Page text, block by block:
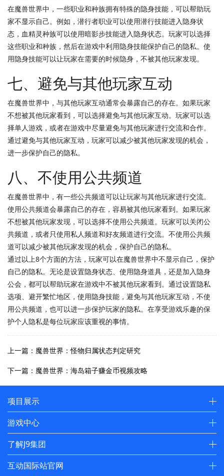
在魔兽世界中，一些职业和种族拥有特殊的隐身技能，可以帮助玩
家不显示自己。例如，潜行者职业可以使用潜行技能进入隐身状
态，血精灵种族可以使用暗影步技能进入隐身状态。玩家可以选择
这些职业和种族，然后在游戏中利用隐身技能保护自己的隐私。使
用隐身技能可以让玩家在需要的时候隐身，不被其他玩家发现。
七、避免与其他玩家互动
在魔兽世界中，与其他玩家互动通常会暴露自己的存在。如果玩家
不想被其他玩家看到，可以选择避免与其他玩家互动。玩家可以选
择单人游戏，或者在游戏中尽量避免与其他玩家进行交流和合作。
通过避免与其他玩家互动，玩家可以减少被其他玩家发现的机会，
进一步保护自己的隐私。
八、不使用公共频道
在魔兽世界中，有一些公共频道可以让玩家与其他玩家进行交流。
使用公共频道会暴露自己的存在，容易被其他玩家看到。如果玩家
不想被其他玩家发现，可以选择不使用公共频道。玩家可以关闭公
共频道，或者只使用私人频道和好友频道进行交流。不使用公共频
道可以减少被其他玩家发现的机会，保护自己的隐私。
通过以上8个方面的方法，玩家可以在魔兽世界中不显示自己，保护
自己的隐私。无论是设置隐身状态、使用隐身道具，还是加入隐身
公会，都可以帮助玩家在游戏中不被其他玩家看到。通过设置隐私
选项、避开繁忙地区，使用隐身技能，避免与其他玩家互动，不使
用公共频道，也可以进一步保护玩家的隐私。在享受游戏乐趣的保
护个人隐私是每位玩家应该重视的事情。
上一篇：魔兽世界：怪物归属状态判定研究
下一篇：魔兽世界：海岛箱子赚金币视频攻略
项目展示
游戏中心
了解J9集团
互动国际站官网